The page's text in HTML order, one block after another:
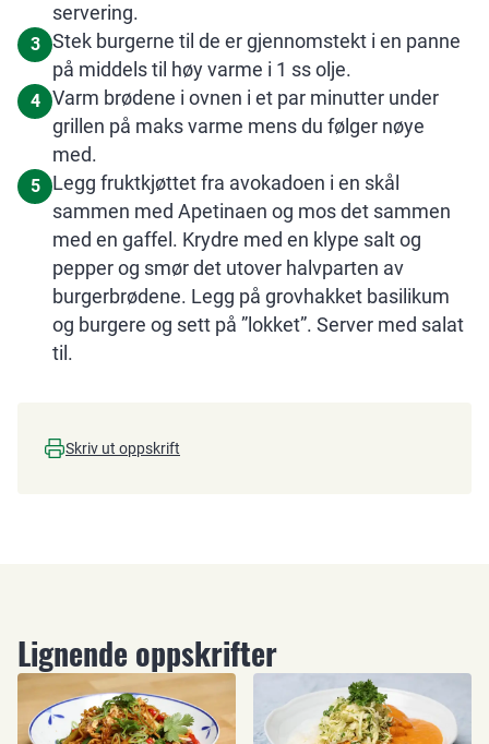
servering.
3
Stek burgerne til de er gjennomstekt i en panne
på middels til høy varme i 1 ss olje.
4
Varm brødene i ovnen i et par minutter under
grillen på maks varme mens du følger nøye
med.
5
Legg fruktkjøttet fra avokadoen i en skål
sammen med Apetinaen og mos det sammen
med en gaffel. Krydre med en klype salt og
pepper og smør det utover halvparten av
burgerbrødene. Legg på grovhakket basilikum
og burgere og sett på ”lokket”. Server med salat
til.
Skriv ut oppskrift
Lignende oppskrifter